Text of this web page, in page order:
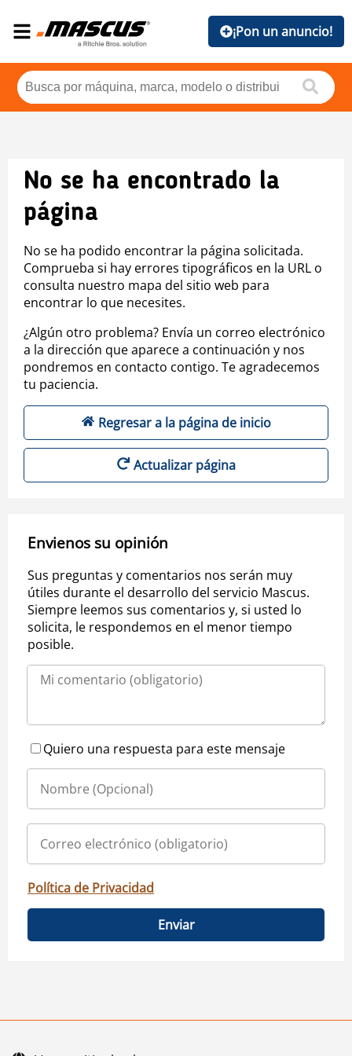
¡Pon un anuncio!
No se ha encontrado la
página
No se ha podido encontrar la página solicitada.
Comprueba si hay errores tipográficos en la URL o
consulta nuestro mapa del sitio web para
encontrar lo que necesites.
¿Algún otro problema? Envía un correo electrónico
a la dirección que aparece a continuación y nos
pondremos en contacto contigo. Te agradecemos
tu paciencia.
Regresar a la página de inicio
Actualizar página
Envienos su opinión
Sus preguntas y comentarios nos serán muy
útiles durante el desarrollo del servicio Mascus.
Siempre leemos sus comentarios y, si usted lo
solicita, le respondemos en el menor tiempo
posible.
Quiero una respuesta para este mensaje
Política de Privacidad
Enviar